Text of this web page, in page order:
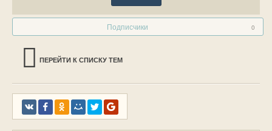
Подписчики 0
ПЕРЕЙТИ К СПИСКУ ТЕМ